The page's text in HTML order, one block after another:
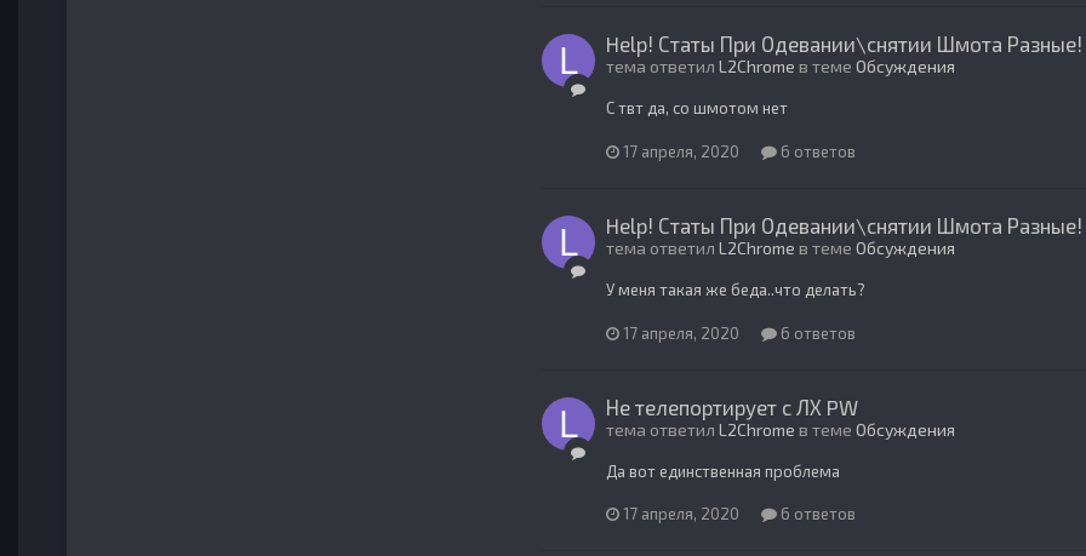
Help! Статы При Одевании\снятии Шмота Разные!
тема ответил L2Chrome в теме Обсуждения
С твт да, со шмотом нет
17 апреля, 2020 6 ответов
Help! Статы При Одевании\снятии Шмота Разные!
тема ответил L2Chrome в теме Обсуждения
У меня такая же беда..что делать?
17 апреля, 2020 6 ответов
Не телепортирует с ЛХ PW
тема ответил L2Chrome в теме Обсуждения
Да вот единственная проблема
17 апреля, 2020 6 ответов